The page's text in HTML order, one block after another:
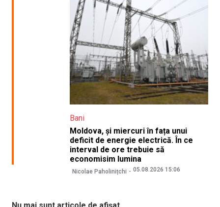
Bani
Moldova, și miercuri în fața unui
deficit de energie electrică. În ce
interval de ore trebuie să
economisim lumina
Nicolae Paholinițchi 05.08.2026 15:06